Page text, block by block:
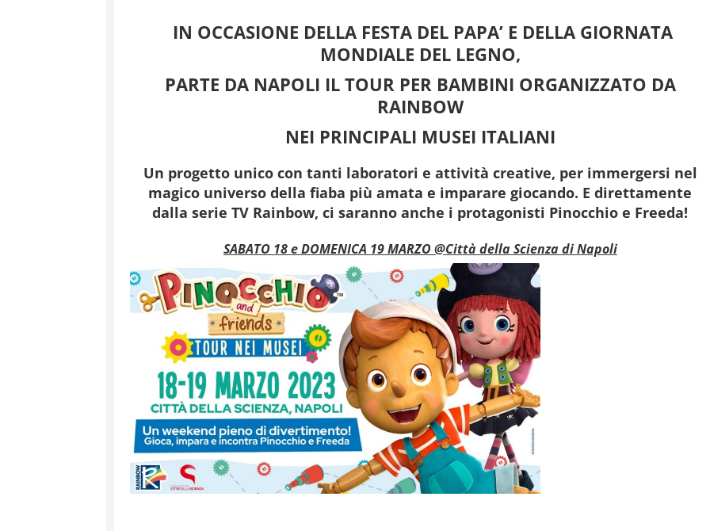
IN OCCASIONE DELLA FESTA DEL PAPA’ E DELLA GIORNATA
MONDIALE DEL LEGNO,
PARTE DA NAPOLI IL TOUR PER BAMBINI ORGANIZZATO DA
RAINBOW
NEI PRINCIPALI MUSEI ITALIANI
Un progetto unico con tanti laboratori e attività creative, per immergersi nel
magico universo della fiaba più amata e imparare giocando. E direttamente
dalla serie TV Rainbow, ci saranno anche i protagonisti Pinocchio e Freeda!
SABATO 18 e DOMENICA 19 MARZO @Città della Scienza di Napoli